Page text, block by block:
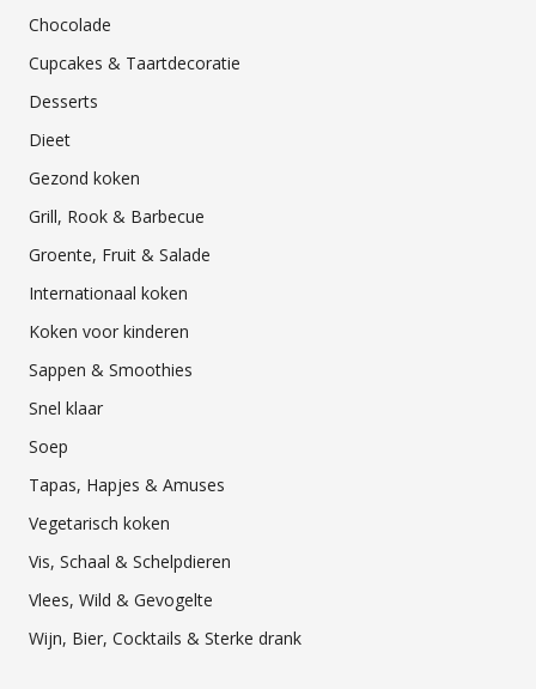
Chocolade
Cupcakes & Taartdecoratie
Desserts
Dieet
Gezond koken
Grill, Rook & Barbecue
Groente, Fruit & Salade
Internationaal koken
Koken voor kinderen
Sappen & Smoothies
Snel klaar
Soep
Tapas, Hapjes & Amuses
Vegetarisch koken
Vis, Schaal & Schelpdieren
Vlees, Wild & Gevogelte
Wijn, Bier, Cocktails & Sterke drank